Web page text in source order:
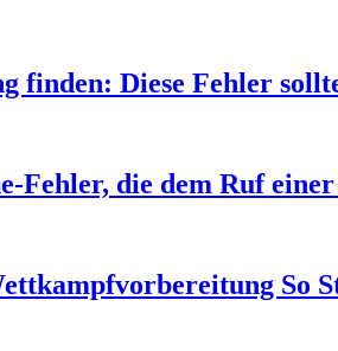
finden: Diese Fehler
Fehler, die dem Ruf
So